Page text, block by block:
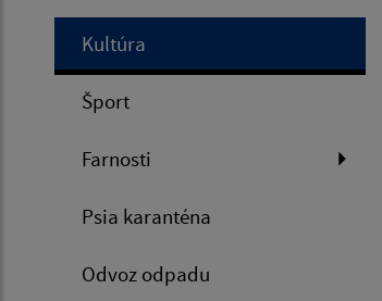
Kultúra
Šport
Farnosti
Psia karanténa
Odvoz odpadu